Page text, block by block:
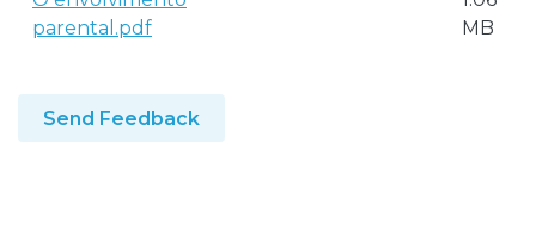
parental.pdf
MB
Send Feedback